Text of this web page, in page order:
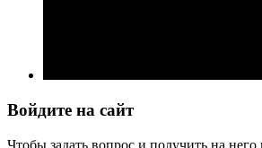
Войдите на сайт
Чтобы задать вопрос и получить на